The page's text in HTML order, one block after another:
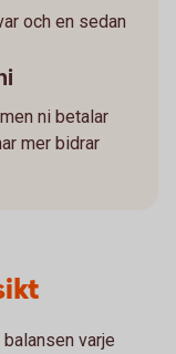
och en sedan
ni betalar
mer bidrar
varje